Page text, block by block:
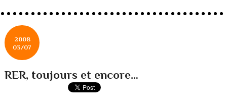
2008
03/07
RER, toujours et encore…